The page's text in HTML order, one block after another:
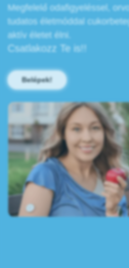
Megfelelő odafigyeléssel,
tudatos életmóddal
aktív életet élni.
Csatlakozz Te is!!
Belépek!